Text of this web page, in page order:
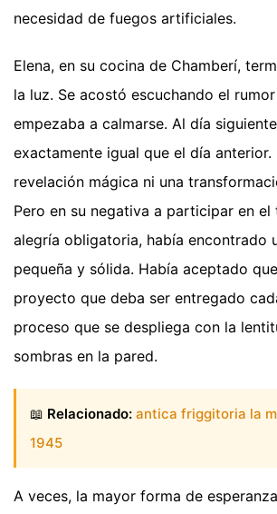
necesidad de fuegos artificiales.
Elena, en su cocina de Chamberí,
la luz. Se acostó escuchando el
empezaba a calmarse. Al día
exactamente igual que el día anterior.
revelación mágica ni una
Pero en su negativa a participar en el
alegría obligatoria, había encontrado
pequeña y sólida. Había aceptado
proyecto que deba ser entregado
proceso que se despliega con la
sombras en la pared.
📖 Relacionado: antica friggitoria la
1945
A veces, la mayor forma de